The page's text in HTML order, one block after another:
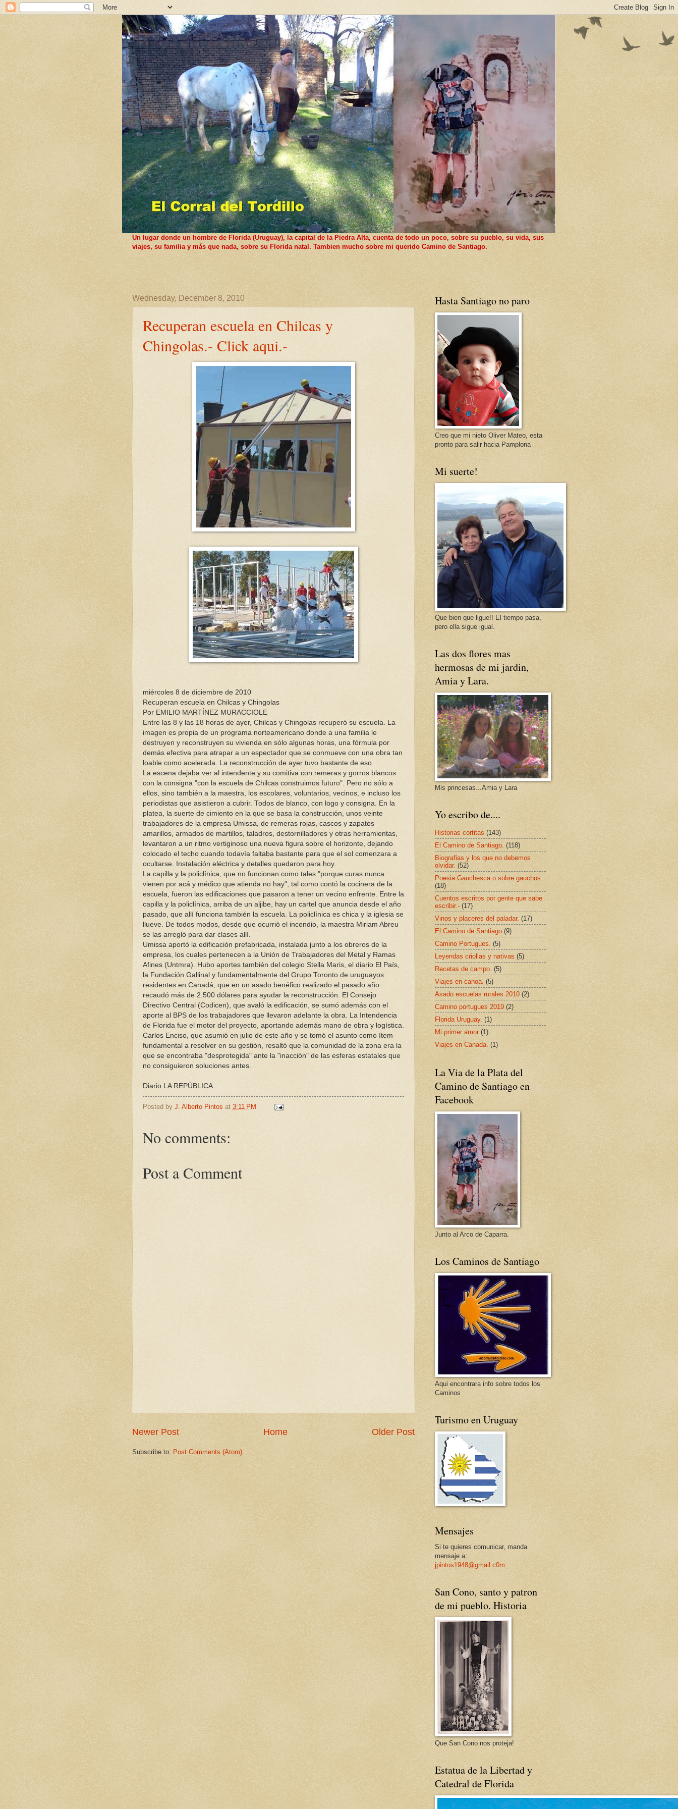
Un lugar donde un hombre de Florida (Uruguay), la capital de la Piedra Alta, cuenta de todo un poco, sobre su pueblo, su vida, sus
viajes, su familia y más que nada, sobre su Florida natal. Tambien mucho sobre mi querido Camino de Santiago.
Wednesday, December 8, 2010
Recuperan escuela en Chilcas y
Chingolas.- Click aqui.-
miércoles 8 de diciembre de 2010
Recuperan escuela en Chilcas y Chingolas
Por EMILIO MARTÍNEZ MURACCIOLE
Entre las 8 y las 18 horas de ayer, Chilcas y Chingolas recuperó su escuela. La
imagen es propia de un programa norteamericano donde a una familia le
destruyen y reconstruyen su vivienda en sólo algunas horas, una fórmula por
demás efectiva para atrapar a un espectador que se conmueve con una obra tan
loable como acelerada. La reconstrucción de ayer tuvo bastante de eso.
La escena dejaba ver al intendente y su comitiva con remeras y gorros blancos
con la consigna "con la escuela de Chilcas construimos futuro". Pero no sólo a
ellos, sino también a la maestra, los escolares, voluntarios, vecinos, e incluso los
periodistas que asistieron a cubrir. Todos de blanco, con logo y consigna. En la
platea, la suerte de cimiento en la que se basa la construcción, unos veinte
trabajadores de la empresa Umissa, de remeras rojas, cascos y zapatos
amarillos, armados de martillos, taladros, destornilladores y otras herramientas,
levantaron a un ritmo vertiginoso una nueva figura sobre el horizonte, dejando
colocado el techo cuando todavía faltaba bastante para que el sol comenzara a
ocultarse. Instalación eléctrica y detalles quedaron para hoy.
La capilla y la policlínica, que no funcionan como tales "porque curas nunca
vienen por acá y médico que atienda no hay", tal como contó la cocinera de la
escuela, fueron las edificaciones que pasaron a tener un vecino enfrente. Entre la
capilla y la policlínica, arriba de un aljibe, hay un cartel que anuncia desde el año
pasado, que allí funciona también la escuela. La policlínica es chica y la iglesia se
llueve. De todos modos, desde que ocurrió el incendio, la maestra Miriam Abreu
se las arregló para dar clases allí.
Umissa aportó la edificación prefabricada, instalada junto a los obreros de la
empresa, los cuales pertenecen a la Unión de Trabajadores del Metal y Ramas
Afines (Untmra). Hubo aportes también del colegio Stella Maris, el diario El País,
la Fundación Gallinal y fundamentalmente del Grupo Toronto de uruguayos
residentes en Canadá, que en un asado benéfico realizado el pasado año
recaudó más de 2.500 dólares para ayudar la reconstrucción. El Consejo
Directivo Central (Codicen), que avaló la edificación, se sumó además con el
aporte al BPS de los trabajadores que llevaron adelante la obra. La Intendencia
de Florida fue el motor del proyecto, aportando además mano de obra y logística.
Carlos Enciso, que asumió en julio de este año y se tomó el asunto como ítem
fundamental a resolver en su gestión, resaltó que la comunidad de la zona era la
que se encontraba "desprotegida" ante la "inacción" de las esferas estatales que
no consiguieron soluciones antes.
Diario LA REPÚBLICA
Posted by J. Alberto Pintos at 3:11 PM
No comments:
Post a Comment
Newer Post Older Post
Home
Subscribe to: Post Comments (Atom)
Hasta Santiago no paro
Creo que mi nieto Oliver Mateo, esta
pronto para salir hacia Pamplona
Mi suerte!
Que bien que ligue!! El tiempo pasa,
pero ella sigue igual.
Las dos flores mas
hermosas de mi jardin,
Amia y Lara.
Mis princesas...Amia y Lara
Yo escribo de....
Historias cortitas (143)
El Camino de Santiago. (118)
Biografias y los que no debemos
olvidar. (52)
Poesia Gauchesca o sobre gauchos.
(18)
Cuentos escritos por gente que sabe
escribir.- (17)
Vinos y placeres del paladar. (17)
El Camino de Santiago (9)
Camino Portugues. (5)
Leyendas criollas y nativas (5)
Recetas de campo. (5)
Viajes en canoa. (5)
Asado escuelas rurales 2010 (2)
Camino portugues 2019 (2)
Florida Uruguay. (1)
Mi primer amor (1)
Viajes en Canada. (1)
La Via de la Plata del
Camino de Santiago en
Facebook
Junto al Arco de Caparra.
Los Caminos de Santiago
Aqui encontrara info sobre todos los
Caminos
Turismo en Uruguay
Mensajes
Si te quieres comunicar, manda
mensaje a:
jpintos1948@gmail.c0m
San Cono, santo y patron
de mi pueblo. Historia
Que San Cono nos proteja!
Estatua de la Libertad y
Catedral de Florida